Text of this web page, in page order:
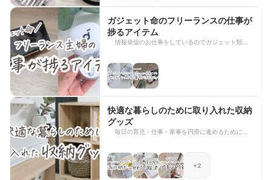
ガジェット命のフリーランスの仕事が
捗るアイテム
情報発信のお仕事をしているのでガジェット類は必
快適な暮らしのために取り入れた収納
グッズ
毎日の育児・仕事・家事を円滑に進めるために取り
+2